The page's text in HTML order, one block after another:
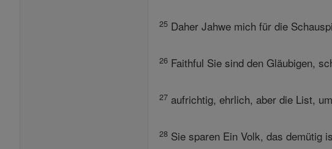
25 Daher Jahwe mich für die
26 Faithful Sie sind den Gläubigen,
27 aufrichtig, ehrlich, aber die List,
28 Sie sparen Ein Volk, das demütig